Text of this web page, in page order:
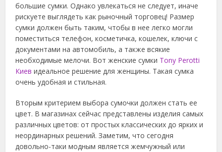
большие сумки. Однако увлекаться не следует, иначе
рискуете выглядеть как рыночный торговец! Размер
сумки должен быть таким, чтобы в нее легко могли
поместиться телефон, косметичка, кошелек, ключи с
документами на автомобиль, а также всякие
необходимые мелочи. Вот женские сумки Tony Perotti
Киев идеальное решение для женщины. Такая сумка
очень удобная и стильная.
Вторым критерием выбора сумочки должен стать ее
цвет. В магазинах сейчас представлены изделия самых
различных цветов: от простых классических до ярких и
неординарных решений. Заметим, что сегодня
довольно-таки модным является жемчужный или